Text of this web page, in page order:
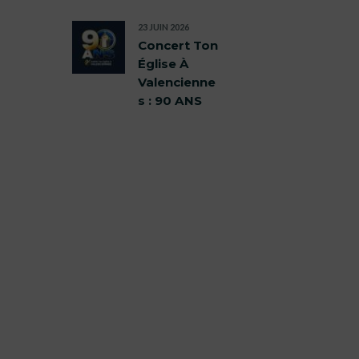
Concert Ton
Église À
Valencienne
s : 90 ANS
23 JUIN 2026